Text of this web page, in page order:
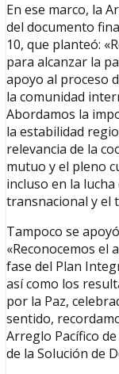
En ese marco, la
del documento
10, que planteó:
para alcanzar la
apoyo al proceso
la comunidad
Abordamos la
la estabilidad
relevancia de la
mutuo y el pleno
incluso en la
transnacional y el
Tampoco se
«Reconocemos el
fase del Plan
así como los
por la Paz,
sentido,
Arreglo Pacífico
de la Solución de